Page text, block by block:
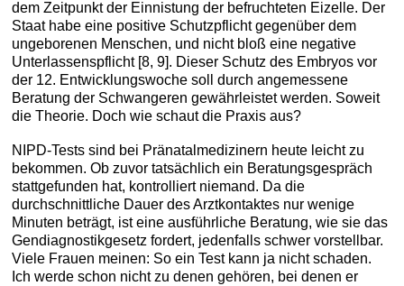
dem Zeitpunkt der Einnistung der befruchteten Eizelle. Der
Staat habe eine positive Schutzpflicht gegenüber dem
ungeborenen Menschen, und nicht bloß eine negative
Unterlassenspflicht [8, 9]. Dieser Schutz des Embryos vor
der 12. Entwicklungswoche soll durch angemessene
Beratung der Schwangeren gewährleistet werden. Soweit
die Theorie. Doch wie schaut die Praxis aus?
NIPD-Tests sind bei Pränatalmedizinern heute leicht zu
bekommen. Ob zuvor tatsächlich ein Beratungsgespräch
stattgefunden hat, kontrolliert niemand. Da die
durchschnittliche Dauer des Arztkontaktes nur wenige
Minuten beträgt, ist eine ausführliche Beratung, wie sie das
Gendiagnostikgesetz fordert, jedenfalls schwer vorstellbar.
Viele Frauen meinen: So ein Test kann ja nicht schaden.
Ich werde schon nicht zu denen gehören, bei denen er